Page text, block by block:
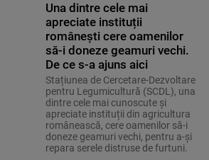
Una dintre cele mai
apreciate instituții
românești cere oamenilor
să-i doneze geamuri vechi.
De ce s-a ajuns aici
Stațiunea de Cercetare-Dezvoltare
pentru Legumicultură (SCDL), una
dintre cele mai cunoscute și
apreciate instituții din agricultura
românească, cere oamenilor să-i
doneze geamuri vechi, pentru a-și
repara serele distruse de furtuni.